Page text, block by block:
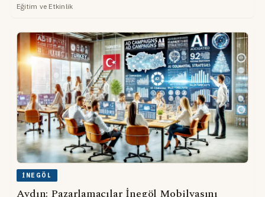
Eğitim ve Etkinlik
İNEGÖL
Aydın: Pazarlamacılar İnegöl Mobilyasını